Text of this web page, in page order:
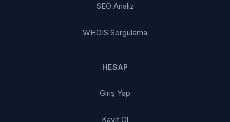
SEO Analiz
WHOIS Sorgulama
HESAP
Giriş Yap
Kayıt Ol